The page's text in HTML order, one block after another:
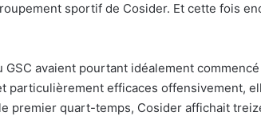
sportif de Cosider. Et cette fois
GSC avaient pourtant idéalement
particulièrement efficaces offensivement,
premier quart-temps, Cosider affichait